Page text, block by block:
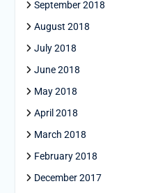
September 2018
August 2018
July 2018
June 2018
May 2018
April 2018
March 2018
February 2018
December 2017